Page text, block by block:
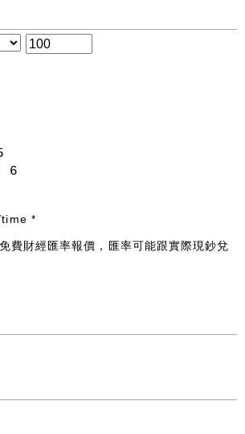
6
*
費財經匯率報價，匯率可能跟實際現鈔兌